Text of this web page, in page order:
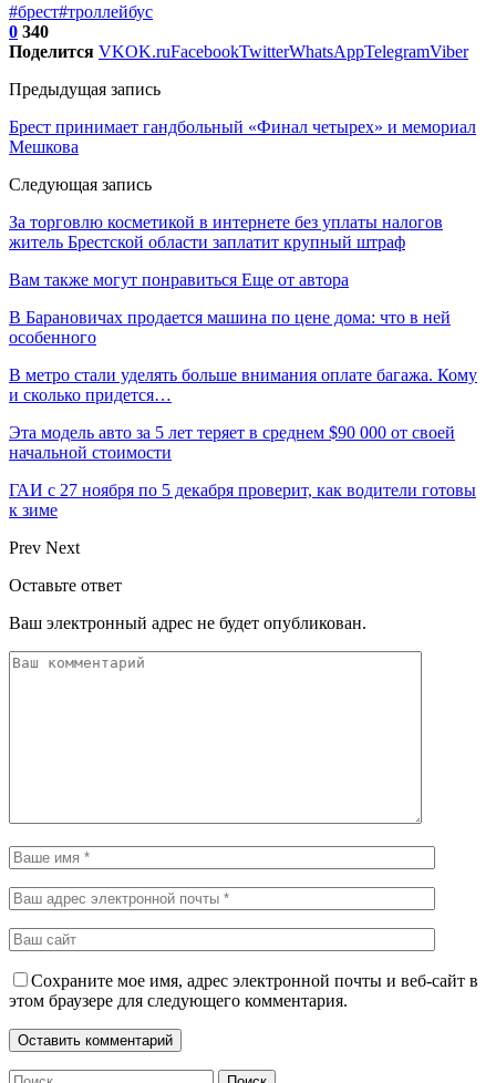
#брест#троллейбус
0 340
Поделится VKOK.ruFacebookTwitterWhatsAppTelegramViber
Предыдущая запись
Брест принимает гандбольный «Финал четырех» и мемориал
Мешкова
Следующая запись
За торговлю косметикой в интернете без уплаты налогов
житель Брестской области заплатит крупный штраф
Вам также могут понравиться Еще от автора
В Барановичах продается машина по цене дома: что в ней
особенного
В метро стали уделять больше внимания оплате багажа. Кому
и сколько придется…
Эта модель авто за 5 лет теряет в среднем $90 000 от своей
начальной стоимости
ГАИ с 27 ноября по 5 декабря проверит, как водители готовы
к зиме
Prev Next
Оставьте ответ
Ваш электронный адрес не будет опубликован.
Сохраните мое имя, адрес электронной почты и веб-сайт в
этом браузере для следующего комментария.